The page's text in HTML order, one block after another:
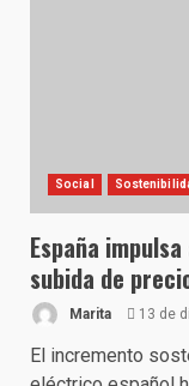
Social
España
subida de
Marita 13 de
El incremento